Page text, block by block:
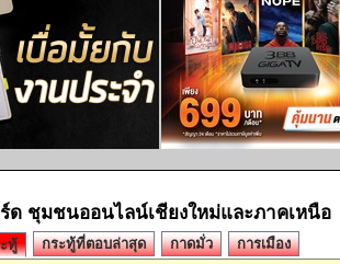
ด ชุมชนออนไลน์เชียงใหม่และภาคเหนือ
ทู้ กระทู้ที่ตอบล่าสุด กาดมั่ว การเมือง